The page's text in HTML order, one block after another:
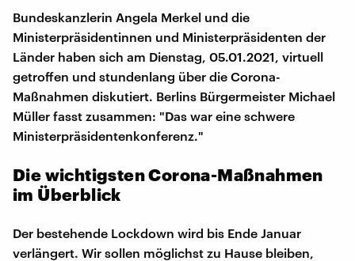
Bundeskanzlerin Angela Merkel und die
Ministerpräsidentinnen und Ministerpräsidenten der
Länder haben sich am Dienstag, 05.01.2021, virtuell
getroffen und stundenlang über die Corona-
Maßnahmen diskutiert. Berlins Bürgermeister Michael
Müller fasst zusammen: "Das war eine schwere
Ministerpräsidentenkonferenz."
Die wichtigsten Corona-Maßnahmen
im Überblick
Der bestehende Lockdown wird bis Ende Januar
verlängert. Wir sollen möglichst zu Hause bleiben,